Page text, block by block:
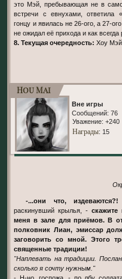
это Мэй, пребывающая не в
встречи с евнухами, ответила
гонцу и явилась не 26-ого, а 27-
не ожидал её прихода и как
8. Текущая очередность: Хоу
Hou Mai
Вне игры
Сообщений: 76
Уважение: +240
Награды: 15
-...они что, издеваются?!
раскинувший крылья, - скажите
меня в зале для приёмов. В
полковник Лиан, эмиссар
заговорить со мной. Этого
священные традиции!
"Наплевать на традиции.
сколько я сочту нужным."